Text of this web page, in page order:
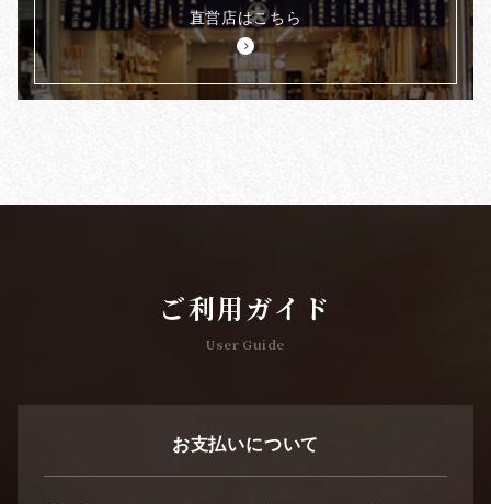
直営店はこちら
ご利用ガイド
User Guide
お支払いについて